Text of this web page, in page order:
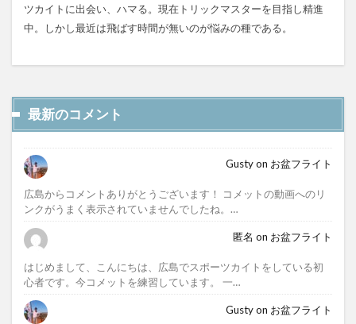
ツカイトに出会い、ハマる。現在トリックマスターを目指し精進
中。しかし最近は飛ばす時間が無いのが悩みの種である。
最新のコメント
Gustyon お盆フライト
広島からコメントありがとうございます！ コメットの動画へのリ
ンクがうまく表示されていませんでしたね。…
匿名 on お盆フライト
はじめまして、こんにちは、広島でスポーツカイトをしている初
心者です。今コメットを練習しています。 一…
Gustyon お盆フライト